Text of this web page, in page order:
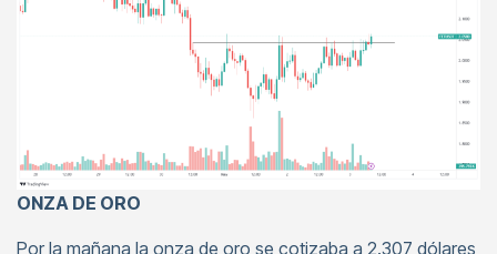
ONZA DE ORO
Por la mañana la onza de oro se cotizaba a 2.307 dólares